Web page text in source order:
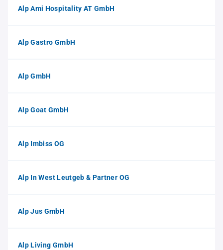
Alp Ami Hospitality AT GmbH
Alp Gastro GmbH
Alp GmbH
Alp Goat GmbH
Alp Imbiss OG
Alp In West Leutgeb & Partner OG
Alp Jus GmbH
Alp Living GmbH